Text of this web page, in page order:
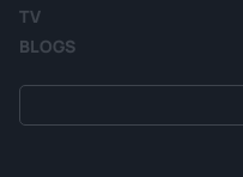
TV
BLOGS